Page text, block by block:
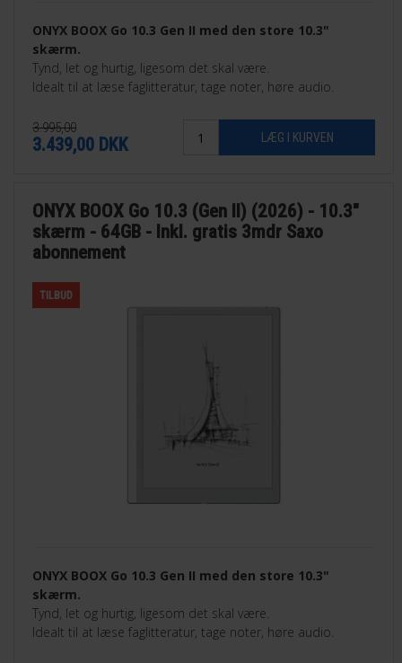
ONYX BOOX Go 10.3 Gen II med den store 10.3"
skærm.
Tynd, let og hurtig, ligesom det skal være.
Idealt til at læse faglitteratur, tage noter, høre audio.
3.995,00
3.439,00 DKK
ONYX BOOX Go 10.3 (Gen II) (2026) - 10.3"
skærm - 64GB - Inkl. gratis 3mdr Saxo
abonnement
TILBUD
ONYX BOOX Go 10.3 Gen II med den store 10.3"
skærm.
Tynd, let og hurtig, ligesom det skal være.
Idealt til at læse faglitteratur, tage noter, høre audio.